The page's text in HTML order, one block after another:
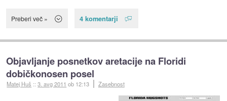
Preberi več » 4 komentarji
Objavljanje posnetkov aretacije na Floridi
dobičkonosen posel
Matej Huš ::3. avg 2011 ob 12:13 Zasebnost